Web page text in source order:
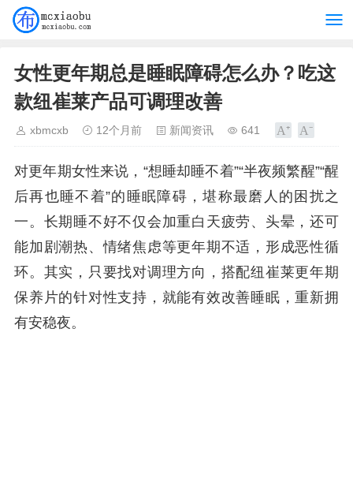
女性更年期总是睡眠障碍怎么办？吃这
款纽崔莱产品可调理改善
xbmcxb 12个月前 新闻资讯 641
对更年期女性来说，“想睡却睡不着”“半夜频繁醒”“醒
后再也睡不着”的睡眠障碍，堪称最磨人的困扰之
一。长期睡不好不仅会加重白天疲劳、头晕，还可
能加剧潮热、情绪焦虑等更年期不适，形成恶性循
环。其实，只要找对调理方向，搭配纽崔莱更年期
保养片的针对性支持，就能有效改善睡眠，重新拥
有安稳夜。